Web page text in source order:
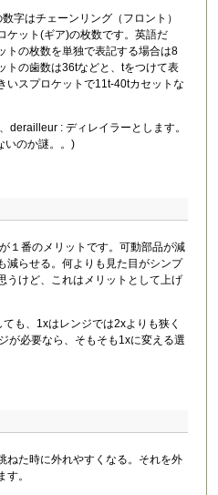
字はチェーンリング（フロント）
ケット(ギア)の枚数です。英語だ
トの枚数を単独で表記する場合は8
トの歯数は36tなどと、tをつけて表
いスプロケットで11t-40tカセットな
derailleur : ディレイラーとします。
いのか謎。。)
１番のメリットです。可動部品が減
減らせる。何よりも見た目がシンプ
うけど、これはメリットとして上げ
も、1xはレンジでは2xよりも狭く
が必要なら、そもそも1xに変える選
ねた時に外れやすくなる。それを外
。